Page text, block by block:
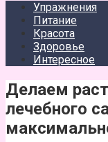
Упражнения
Питание
Красота
Здоровье
Интересное
Делаем
лечебного